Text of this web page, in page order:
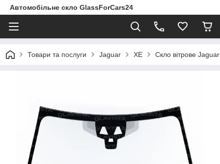
Автомобільне скло GlassForCars24
Товари та послуги Jaguar XE Скло вітрове